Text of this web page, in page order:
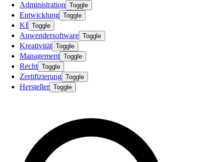
Administration Toggle
Entwicklung Toggle
KI Toggle
Anwendersoftware Toggle
Kreativität Toggle
Management Toggle
Recht Toggle
Zertifizierung Toggle
Hersteller Toggle